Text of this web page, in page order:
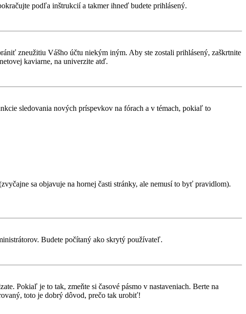
podľa inštrukcií a takmer ihneď budete prihlásený.
zneužitiu Vášho účtu niekým iným. Aby ste zostali prihlásený, zaškrtnite
kaviarne, na univerzite atď.
sledovania nových príspevkov na fórach a v témach, pokiaľ to
sa objavuje na hornej časti stránky, ale nemusí to byť pravidlom).
Budete počítaný ako skrytý používateľ.
Pokiaľ je to tak, zmeňte si časové pásmo v nastaveniach. Berte na
toto je dobrý dôvod, prečo tak urobiť!